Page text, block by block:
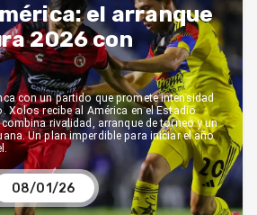
el arranque
2026 con
08/01/26
con un partido que promete intensidad
Xolos recibe al América en el Estadio
rivalidad, arranque de torneo y un
Un plan imperdible para iniciar el año